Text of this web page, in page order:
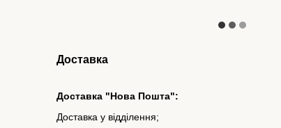
Доставка
Доставка "Нова Пошта":
Доставка у відділення;